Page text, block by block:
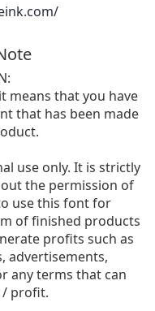
means that you have
that has been made
use only. It is strictly
the permission of
use this font for
of finished products
profits such as
advertisements,
any terms that can
/ profit.